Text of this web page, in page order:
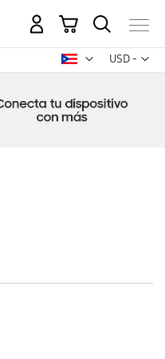
USD -
dólar
Mi carrito